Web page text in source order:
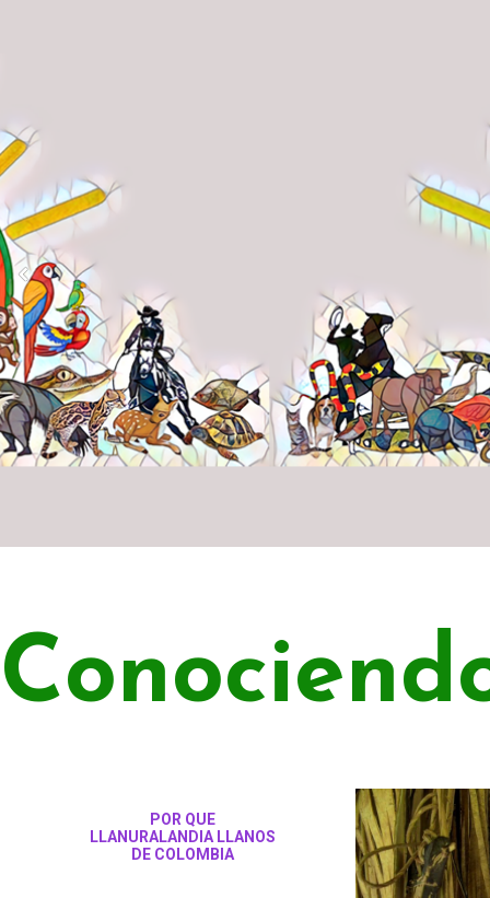
POR QUE
LLANURALANDIA LLANOS
DE COLOMBIA